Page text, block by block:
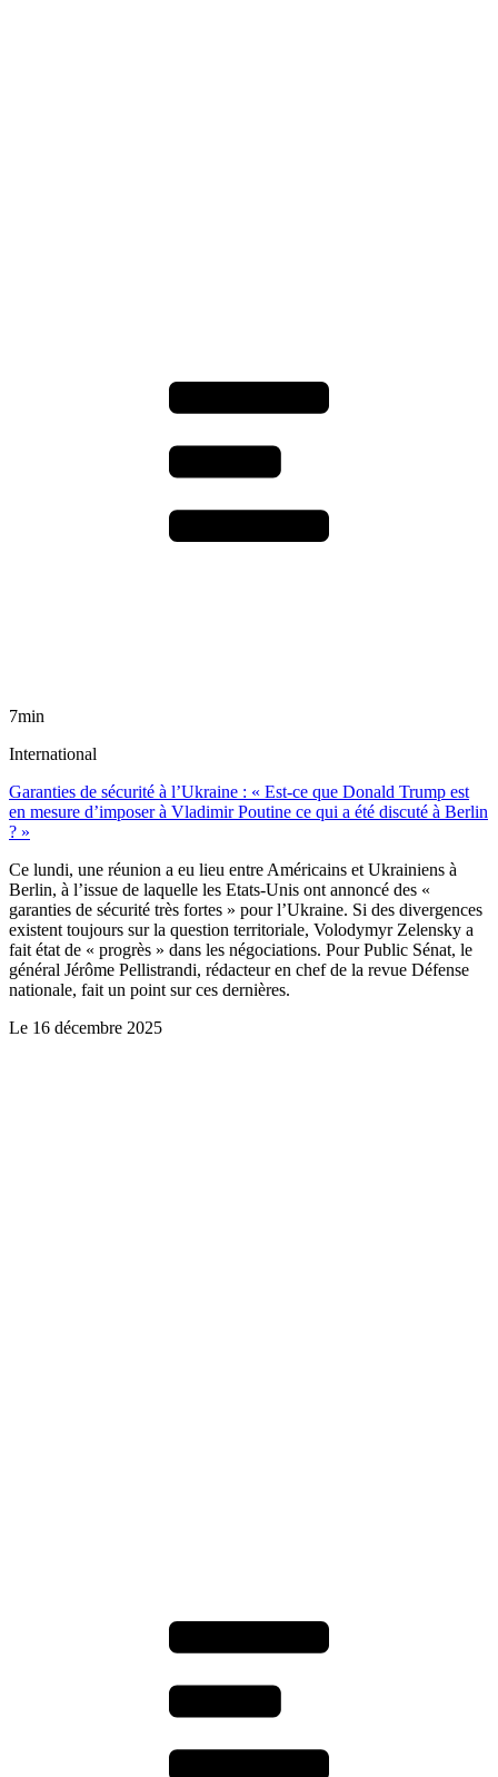
7min
International
Garanties de sécurité à l’Ukraine : « Est-ce que Donald Trump est
en mesure d’imposer à Vladimir Poutine ce qui a été discuté à Berlin
? »
Ce lundi, une réunion a eu lieu entre Américains et Ukrainiens à
Berlin, à l’issue de laquelle les Etats-Unis ont annoncé des «
garanties de sécurité très fortes » pour l’Ukraine. Si des divergences
existent toujours sur la question territoriale, Volodymyr Zelensky a
fait état de « progrès » dans les négociations. Pour Public Sénat, le
général Jérôme Pellistrandi, rédacteur en chef de la revue Défense
nationale, fait un point sur ces dernières.
Le 16 décembre 2025